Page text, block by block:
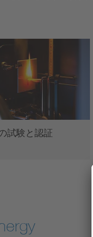
試験と認証